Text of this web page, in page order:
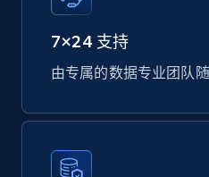
Description,
Datasheet url, Rohs
eCommerce
7×24 支持
由专属的数据专业团队